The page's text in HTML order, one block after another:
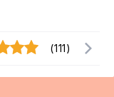
(111)